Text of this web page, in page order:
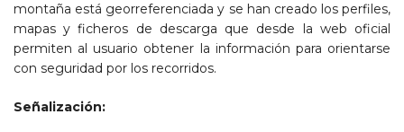
montaña está georreferenciada y se han creado los perfiles,
mapas y ficheros de descarga que desde la web oficial
permiten al usuario obtener la información para orientarse
con seguridad por los recorridos.
Señalización: